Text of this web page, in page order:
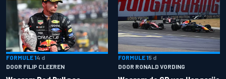
FORMULE 14 d
DOOR FILIP CLEEREN
FORMULE 15 d
DOOR RONALD VORDING